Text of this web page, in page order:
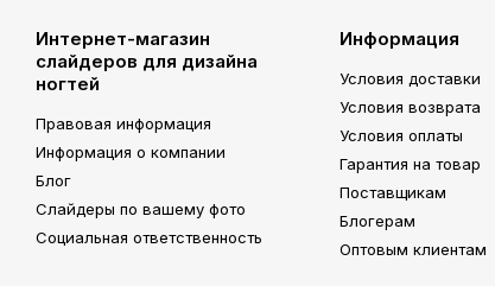
Интернет-магазин
слайдеров для дизайна
ногтей
Правовая информация
Информация о компании
Блог
Слайдеры по вашему фото
Социальная ответственность
Информация
Условия доставки
Условия возврата
Условия оплаты
Гарантия на товар
Поставщикам
Блогерам
Оптовым клиентам